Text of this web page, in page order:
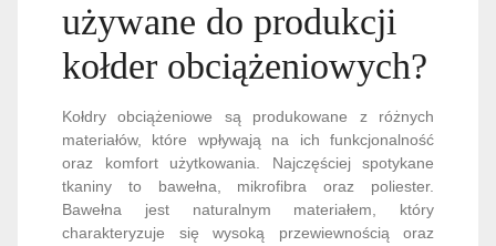
używane do produkcji
kołder obciążeniowych?
Kołdry obciążeniowe są produkowane z różnych
materiałów, które wpływają na ich funkcjonalność
oraz komfort użytkowania. Najczęściej spotykane
tkaniny to bawełna, mikrofibra oraz poliester.
Bawełna jest naturalnym materiałem, który
charakteryzuje się wysoką przewiewnością oraz